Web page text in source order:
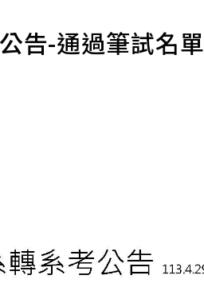
告-通過筆試名單